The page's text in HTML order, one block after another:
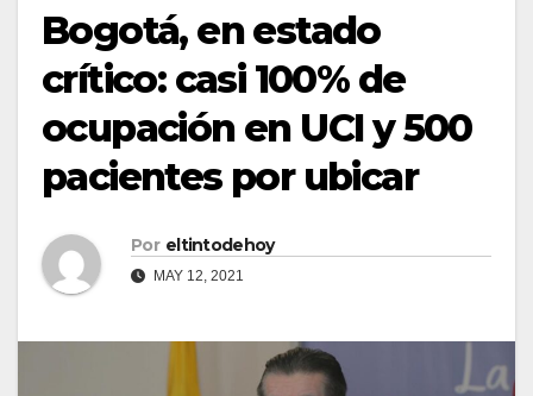
Bogotá, en estado
crítico: casi 100% de
ocupación en UCI y 500
pacientes por ubicar
Por eltintodehoy
MAY 12, 2021